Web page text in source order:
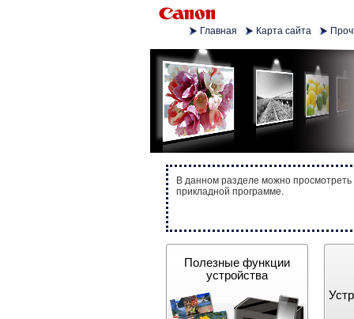
Главная Карта сайта
В данном разделе можно просмотреть
прикладной программе.
Полезные функции
устройства